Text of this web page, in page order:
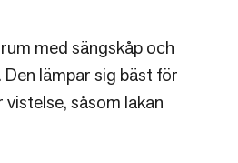
med sängskåp och
lämpar sig bäst för
såsom lakan